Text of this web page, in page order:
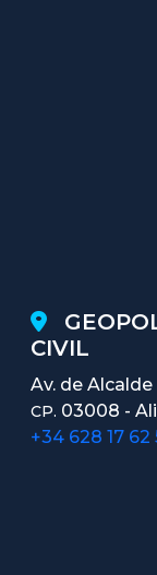
CIVIL
Av. de
CP. 03008 -
+34 628 17 62